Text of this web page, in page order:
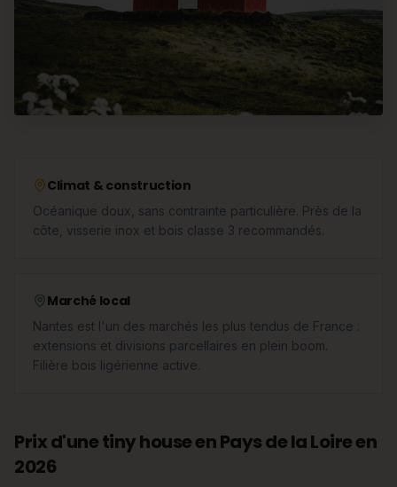
Climat & construction
Océanique doux, sans contrainte particulière. Près de la
côte, visserie inox et bois classe 3 recommandés.
Marché local
Nantes est l'un des marchés les plus tendus de France :
extensions et divisions parcellaires en plein boom.
Filière bois ligérienne active.
Prix d'une tiny house en Pays de la Loire en
2026